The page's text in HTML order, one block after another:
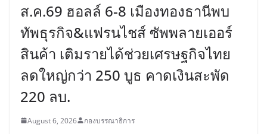
ส.ค.69 ฮอลล์ 6-8 เมืองทองธานีพบ
ทัพธุรกิจ&แฟรนไชส์ ซัพพลายเออร์
สินค้า เติมรายได้ช่วยเศรษฐกิจไทย
ลดใหญ่กว่า 250 บูธ คาดเงินสะพัด
220 ลบ.
August 6, 2026 กองบรรณาธิการ